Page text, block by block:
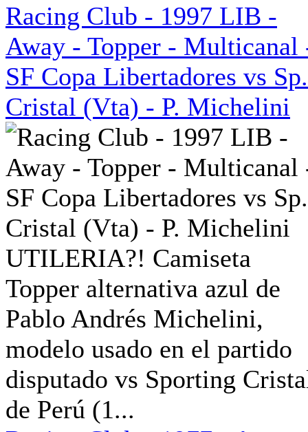
Racing Club - 1997 LIB -
Away - Topper - Multicanal
SF Copa Libertadores vs Sp.
Cristal (Vta) - P. Michelini
UTILERIA?! Camiseta
Topper alternativa azul de
Pablo Andrés Michelini,
modelo usado en el partido
disputado vs Sporting
de Perú (1...